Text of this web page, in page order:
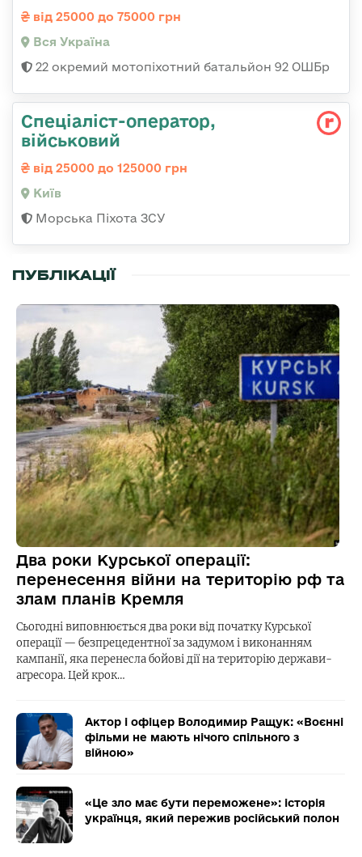
від 25000 до 75000 грн
Вся Україна
22 окремий мотопіхотний батальйон 92 ОШБр
Спеціаліст-оператор,
військовий
від 25000 до 125000 грн
Київ
Морська Піхота ЗСУ
ПУБЛІКАЦІЇ
Два роки Курської операції:
перенесення війни на територію рф та
злам планів Кремля
Сьогодні виповнюється два роки від початку Курської
операції — безпрецедентної за задумом і виконанням
кампанії, яка перенесла бойові дії на територію держави-
агресора. Цей крок…
Актор і офіцер Володимир Ращук: «Воєнні
фільми не мають нічого спільного з
війною»
«Це зло має бути переможене»: історія
українця, який пережив російський полон